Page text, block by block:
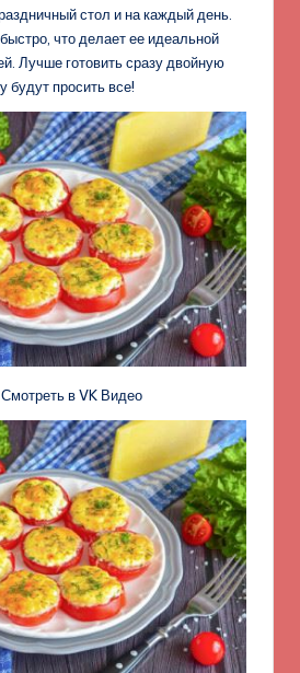
стол и на каждый день.
что делает ее идеальной
Лучше готовить сразу двойную
будут просить все!
в VK Видео